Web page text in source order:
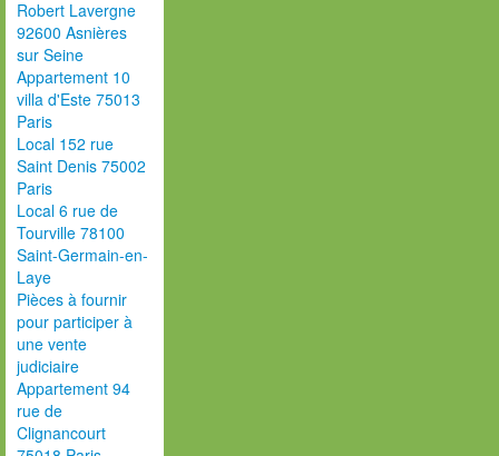
Robert Lavergne
92600 Asnières
sur Seine
Appartement 10
villa d'Este 75013
Paris
Local 152 rue
Saint Denis 75002
Paris
Local 6 rue de
Tourville 78100
Saint-Germain-en-
Laye
Pièces à fournir
pour participer à
une vente
judiciaire
Appartement 94
rue de
Clignancourt